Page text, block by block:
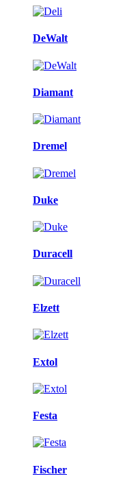
DeWalt
Diamant
Dremel
Duke
Duracell
Elzett
Extol
Festa
Fischer